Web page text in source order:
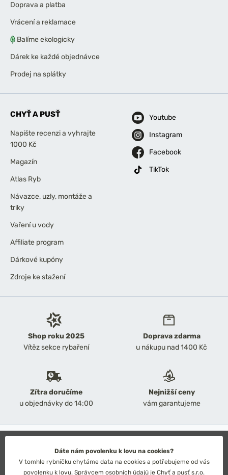
Shop roku 2025
Vítěz sekce rybaření
Doprava zdarma
u nákupu nad 1400 Kč
Zítra doručíme
u objednávky do 14:00
Nejnižší ceny
vám garantujeme
Doprava a platba
Vrácení a reklamace
Balíme ekologicky
Dárek ke každé objednávce
Prodej na splátky
CHYŤ A PUSŤ
Napište recenzi a vyhrajte
1000 Kč
Magazín
Atlas Ryb
Návazce, uzly, montáže a
triky
Vaření u vody
Affiliate program
Dárkové kupóny
Zdroje ke stažení
Youtube
Instagram
Facebook
TikTok
Obchodní podmínky
Ochrana osobních údajů
Technické řešení: Simplia s.r.o.
Dáte nám povolenku k lovu na cookies?
V tomhle rybníčku chytáme data na cookies a potřebujeme od vás
povolenku k lovu. Správcem osobních údajů je Chyť a pusť s.r.o.